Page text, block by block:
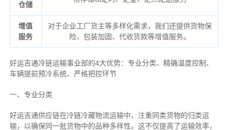
仓储
增值
服务
对于企业工厂货主等多样化需求，我们还提供货物保
险、包装加固、代收货款等增值服务。
好运吉通冷链运输事业部的4大优势： 专业分类、 精确温度控制、
车辆提前预冷系统、 严格把控环节
一、专业分类
好运吉通供应链在冷链冷藏物流运输中，注重同类货物的归类运
输，以确保同一批货物中的品种多样性。这不仅提高了运输效率，